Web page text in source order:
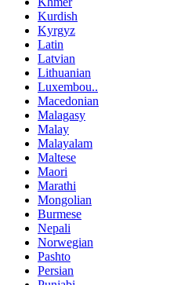
Kurdish
Kyrgyz
Latin
Latvian
Lithuanian
Luxembou..
Macedonian
Malagasy
Malay
Malayalam
Maltese
Maori
Marathi
Mongolian
Burmese
Nepali
Norwegian
Pashto
Persian